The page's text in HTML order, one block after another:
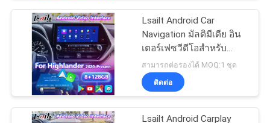
วิดีโอ
อินเทอร์เฟซมัลติ
52
Lsailt Android Car
Navigation มัลติมีเดีย อิน
เตอร์เฟซวีดีโอสําหรับ
2020 Toyota Highlander
ปัจจุบัน
สามารถต่อรองได้ MOQ:1 ชุด
ติดต่อ
Lsailt Android Carplay